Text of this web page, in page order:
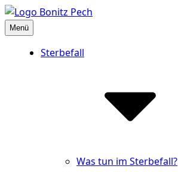
Inhalte
überspringen
Bestattungshaus Bonitz Pech
Partner der Hinterbliebenen
Menü
Sterbefall
Was tun im Sterbefall?